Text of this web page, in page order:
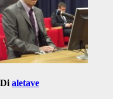
Di aletave